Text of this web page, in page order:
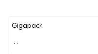
Gigapack